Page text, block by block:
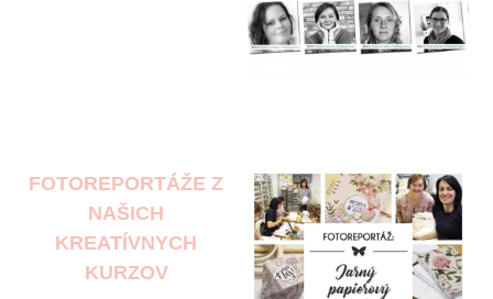
FOTOREPORTÁŽE Z
NAŠICH
KREATÍVNYCH
KURZOV